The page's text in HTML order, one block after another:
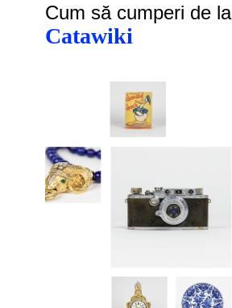
Cum să cumperi de la
Catawiki